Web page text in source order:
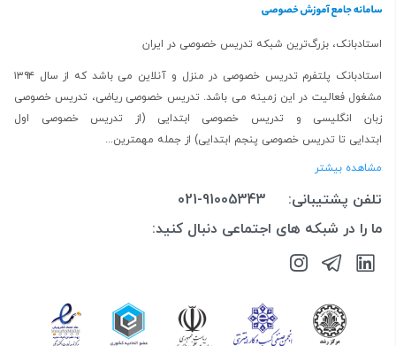
استادبانک، بزرگ‌ترین شبکه تدریس خصوصی در ایران
استادبانک پلتفرم تدریس خصوصی در منزل و آنلاین
می باشد که از سال ۱۳۹۴
مشغول فعالیت در این زمینه می باشد.تدریس خصوصی ریاضی، تدریس خصوصی
زبان انگلیسی و تدریس خصوصی ابتدایی (از
تدریس خصوصی اول
ابتدایی تا تدریس خصوصی پنجم ابتدایی) از جمله مهمترین...
مشاهده بیشتر
تلفن پشتیبانی:
021-91005343
ما را در شبکه های اجتماعی دنبال کنید: